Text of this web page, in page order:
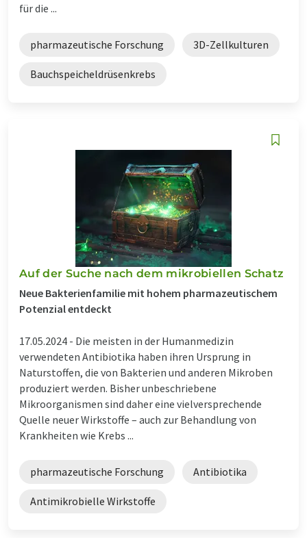
für die ...
pharmazeutische Forschung 3D-Zellkulturen
Bauchspeicheldrüsenkrebs
Auf der Suche nach dem mikrobiellen Schatz
Neue Bakterienfamilie mit hohem pharmazeutischem
Potenzial entdeckt
17.05.2024 - Die meisten in der Humanmedizin
verwendeten Antibiotika haben ihren Ursprung in
Naturstoffen, die von Bakterien und anderen Mikroben
produziert werden. Bisher unbeschriebene
Mikroorganismen sind daher eine vielversprechende
Quelle neuer Wirkstoffe – auch zur Behandlung von
Krankheiten wie Krebs ...
pharmazeutische Forschung Antibiotika
Antimikrobielle Wirkstoffe